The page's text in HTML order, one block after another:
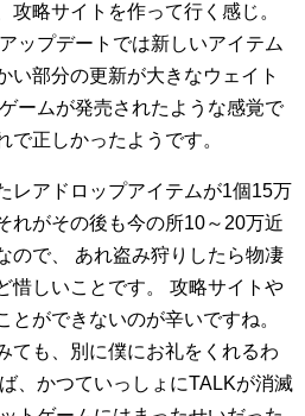
攻略サイトを作って行く感じ。
ップデートでは新しいアイテム
い部分の更新が大きなウェイト
ームが発売されたような感覚で
正しかったようです。
レアドロップアイテムが1個15万
れがその後も今の所10～20万近
ので、
あれ盗み狩りしたら物凄
惜しいことです。
攻略サイトや
とができないのが辛いですね。
ても、別に僕にお礼をくれるわ
、かつていっしょにTALKが消滅